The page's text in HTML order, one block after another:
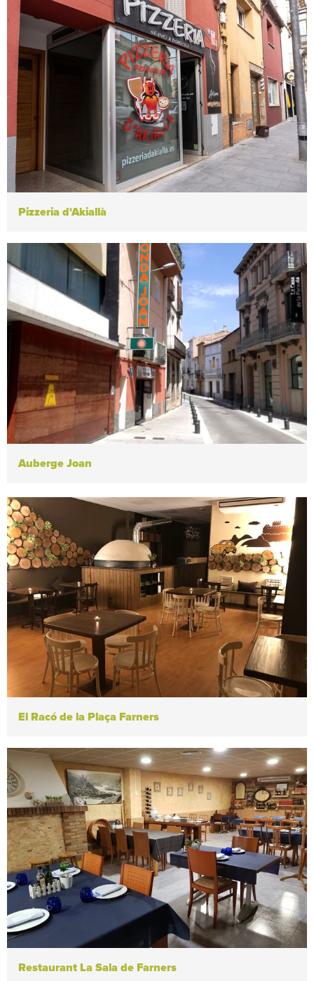
Pizzeria d'Akiallà
Auberge Joan
El Racó de la Plaça Farners
Restaurant La Sala de Farners